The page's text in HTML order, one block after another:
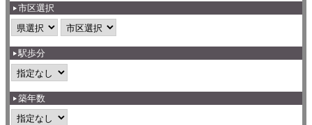
市区選択
駅歩分
築年数